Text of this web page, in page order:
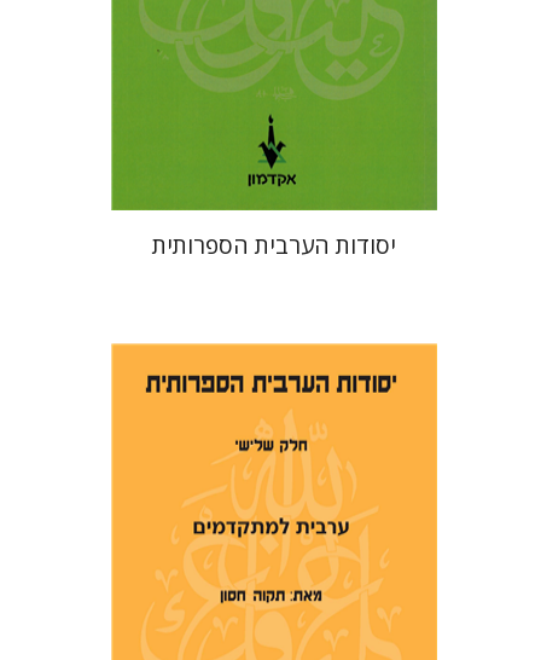
הנחת אתר ספר מודפס
$31
יסודות הערבית הספרותית
תקוה חסון